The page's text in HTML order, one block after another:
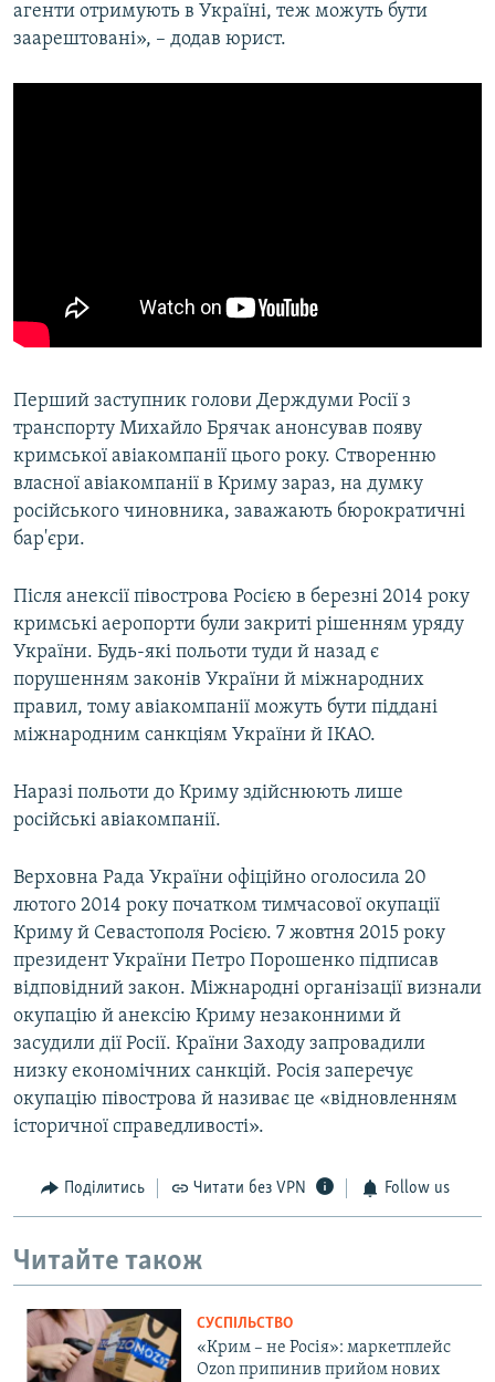
агенти отримують в Україні, теж можуть бути
заарештовані», – додав юрист.
Перший заступник голови Держдуми Росії з
транспорту Михайло Брячак анонсував появу
кримської авіакомпанії цього року. Створенню
власної авіакомпанії в Криму зараз, на думку
російського чиновника, заважають бюрократичні
бар'єри.
Після анексії півострова Росією в березні 2014 року
кримські аеропорти були закриті рішенням уряду
України. Будь-які польоти туди й назад є
порушенням законів України й міжнародних
правил, тому авіакомпанії можуть бути піддані
міжнародним санкціям України й ІКАО.
Наразі польоти до Криму здійснюють лише
російські авіакомпанії.
Верховна Рада України офіційно оголосила 20
лютого 2014 року початком тимчасової окупації
Криму й Севастополя Росією. 7 жовтня 2015 року
президент України Петро Порошенко підписав
відповідний закон. Міжнародні організації визнали
окупацію й анексію Криму незаконними й
засудили дії Росії. Країни Заходу запровадили
низку економічних санкцій. Росія заперечує
окупацію півострова й називає це «відновленням
історичної справедливості».
Поділитись Читати без VPN Follow us
Читайте також
СУСПІЛЬСТВО
«Крим – не Росія»: маркетплейс
Ozon припинив прийом нових